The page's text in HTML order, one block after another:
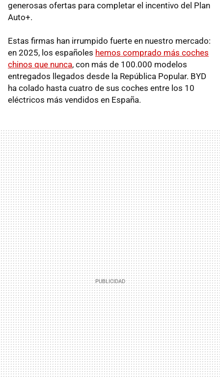
generosas ofertas para completar el incentivo del Plan
Auto+.
Estas firmas han irrumpido fuerte en nuestro mercado:
en 2025, los españoles hemos comprado más coches
chinos que nunca, con más de 100.000 modelos
entregados llegados desde la República Popular. BYD
ha colado hasta cuatro de sus coches entre los 10
eléctricos más vendidos en España.